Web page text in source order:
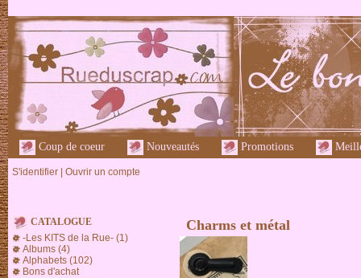
Coup de coeur Nouveautés Promotions
S'identifier Ouvrir un compte
CATALOGUE
-Les KITS de la Rue- (1)
Albums (4)
Alphabets (102)
Bons d'achat
Charms et métal